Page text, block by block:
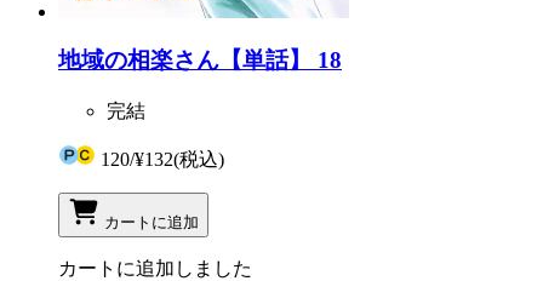
地域の相楽さん【単話】 18
完結
120/¥132(税込)
カートに追加
カートに追加しました